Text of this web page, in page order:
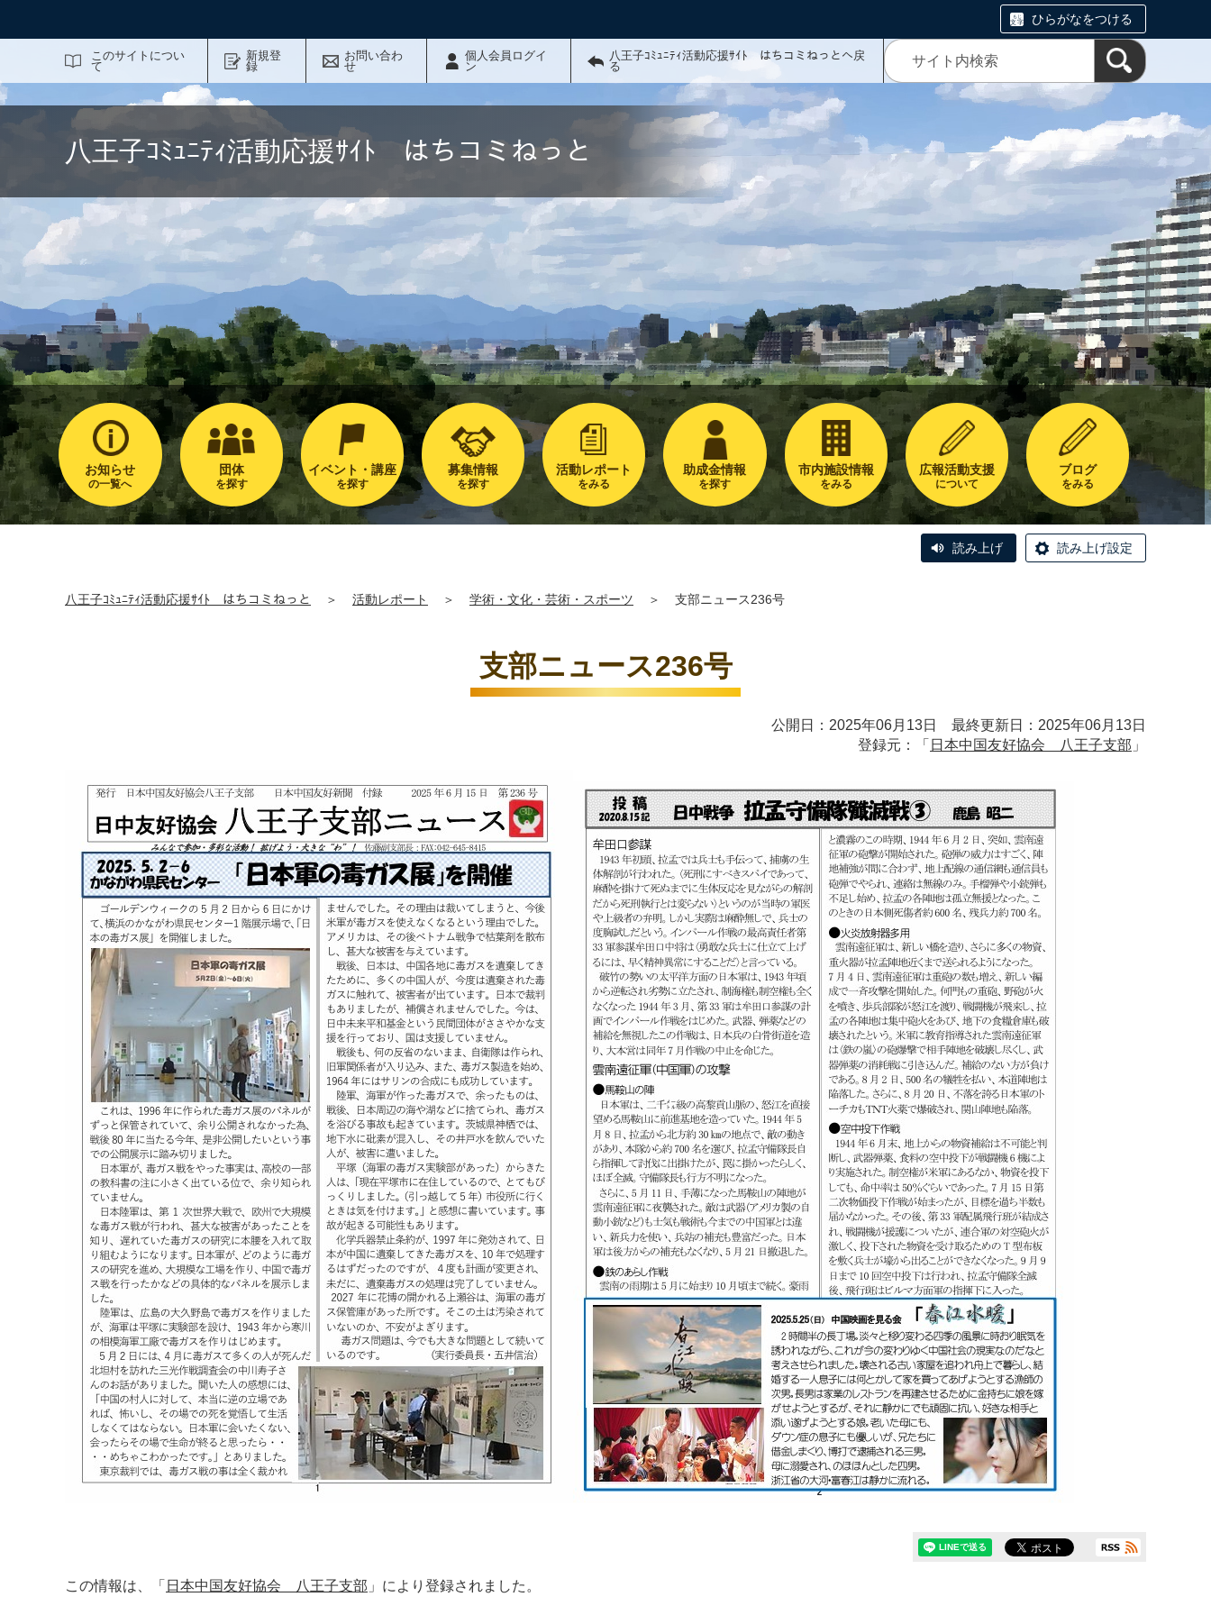
ひらがなをつける
このサイトについ
て
新規登
録
お問い合わ
せ
個人会員ログイ
ン
八王子ｺﾐｭﾆﾃｨ活動応援ｻｲﾄ はちコミねっとへ戻
る
八王子ｺﾐｭﾆﾃｨ活動応援ｻｲﾄ はちコミねっと
お知らせ
の一覧へ
団体
を探す
イベント・講座
を探す
募集情報
を探す
活動レポート
をみる
助成金情報
を探す
市内施設情報
をみる
広報活動支援
について
ブログ
をみる
読み上げ 読み上げ設定
八王子ｺﾐｭﾆﾃｨ活動応援ｻｲﾄ はちコミねっと ＞ 活動レポート ＞ 学術・文化・芸術・スポーツ ＞ 支部ニュース236号
支部ニュース236号
公開日：2025年06月13日 最終更新日：2025年06月13日
登録元：「 日本中国友好協会 八王子支部 」
この情報は、「 日本中国友好協会 八王子支部 」により登録されました。